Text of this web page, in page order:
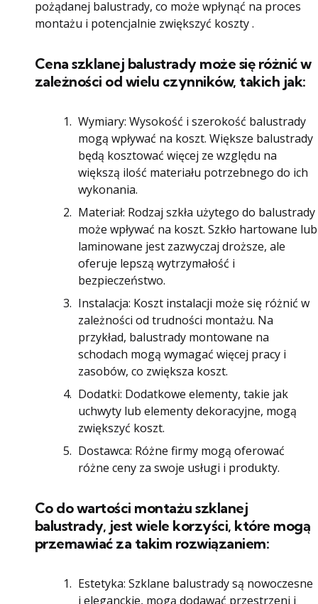
pożądanej balustrady, co może wpłynąć na proces
montażu i potencjalnie zwiększyć koszty .
Cena szklanej balustrady może się różnić w
zależności od wielu czynników, takich jak:
Wymiary: Wysokość i szerokość balustrady
mogą wpływać na koszt. Większe balustrady
będą kosztować więcej ze względu na
większą ilość materiału potrzebnego do ich
wykonania.
Materiał: Rodzaj szkła użytego do balustrady
może wpływać na koszt. Szkło hartowane lub
laminowane jest zazwyczaj droższe, ale
oferuje lepszą wytrzymałość i
bezpieczeństwo.
Instalacja: Koszt instalacji może się różnić w
zależności od trudności montażu. Na
przykład, balustrady montowane na
schodach mogą wymagać więcej pracy i
zasobów, co zwiększa koszt.
Dodatki: Dodatkowe elementy, takie jak
uchwyty lub elementy dekoracyjne, mogą
zwiększyć koszt.
Dostawca: Różne firmy mogą oferować
różne ceny za swoje usługi i produkty.
Co do wartości montażu szklanej
balustrady, jest wiele korzyści, które mogą
przemawiać za takim rozwiązaniem:
Estetyka: Szklane balustrady są nowoczesne
i eleganckie, mogą dodawać przestrzeni i